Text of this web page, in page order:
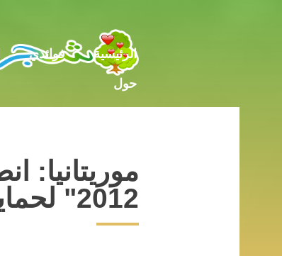
الرئيسية فوائدي
حول
موريتانيا:
2012" لحماية مدينة نواكشوط